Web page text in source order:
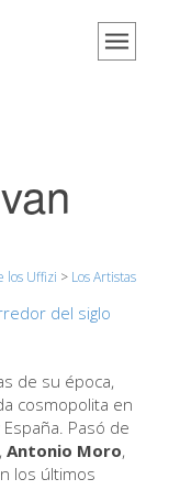
los Uffizi > Los Artistas
del siglo
de su época,
cosmopolita en
Pasó de
, Antonio Moro,
los últimos